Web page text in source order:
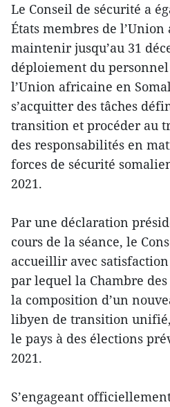
Le Conseil de sécurité a
États membres de
maintenir jusqu’au 31
déploiement du
l’Union africaine en
s’acquitter des tâches
transition et procéder au
des responsabilités en
forces de sécurité
2021.
Par une déclaration
cours de la séance, le
accueillir avec
par lequel la Chambre
la composition d’un
libyen de transition
le pays à des élections
2021.
S’engageant